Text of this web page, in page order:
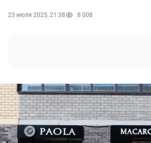
23 июля 2025, 21:38 8 008